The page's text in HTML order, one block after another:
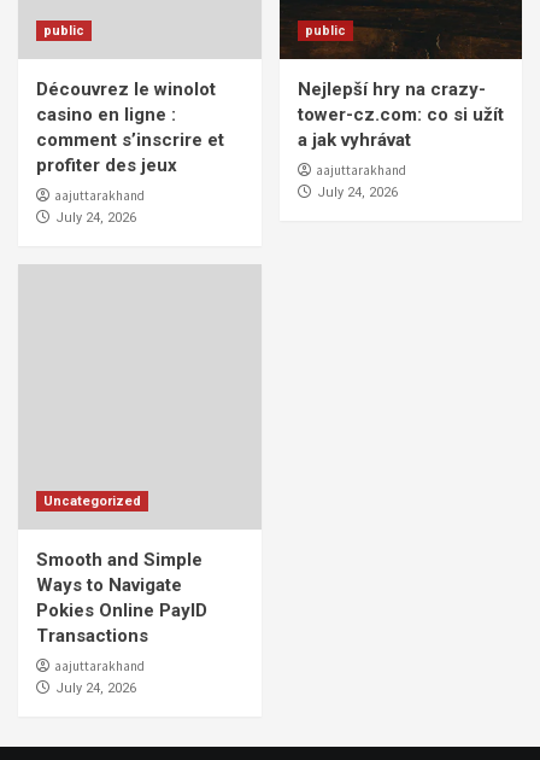
public
Découvrez le winolot
casino en ligne :
comment s’inscrire et
profiter des jeux
aajuttarakhand
July 24, 2026
public
Nejlepší hry na crazy-
tower-cz.com: co si užít
a jak vyhrávat
aajuttarakhand
July 24, 2026
Uncategorized
Smooth and Simple
Ways to Navigate
Pokies Online PayID
Transactions
aajuttarakhand
July 24, 2026